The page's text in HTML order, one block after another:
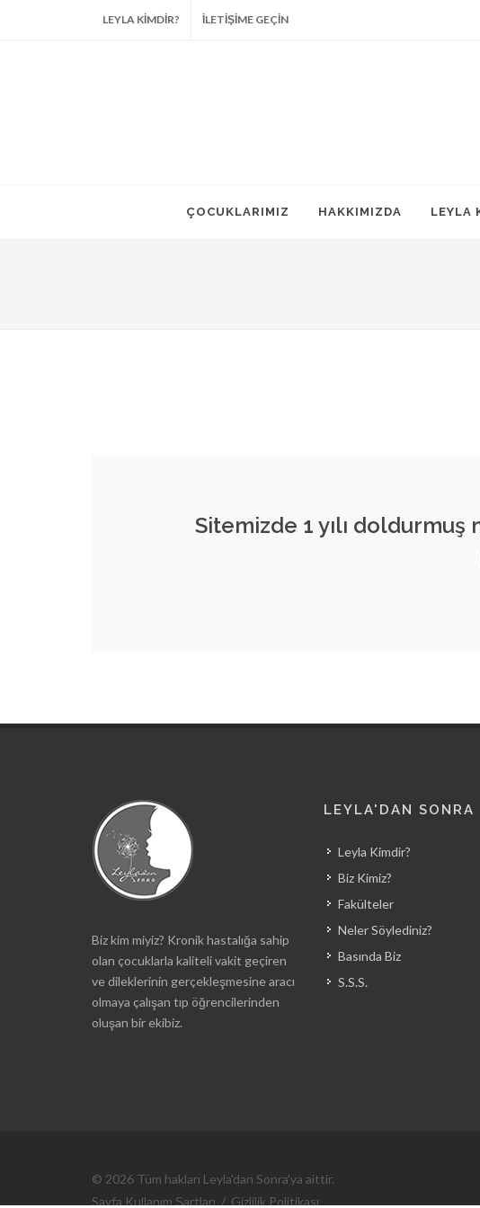
LEYLA KİMDİR? İLETİŞİME GEÇİN
ÇOCUKLARIMIZ HAKKIMIZDA LEYLA
Sitemizde 1 yılı
Biz kim miyiz? Kronik hastalığa sahip
olan çocuklarla kaliteli vakit geçiren
ve dileklerinin gerçekleşmesine aracı
olmaya çalışan tıp öğrencilerinden
oluşan bir ekibiz.
LEYLA'DAN SONRA
Leyla Kimdir?
Biz Kimiz?
Fakülteler
Neler Söylediniz?
Basında Biz
S.S.S.
© 2026 Tüm hakları Leyla'dan Sonra'ya aittir.
Sayfa Kullanım Şartları / Gizlilik Politikası